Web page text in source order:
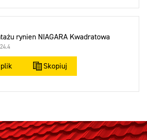
rynien NIAGARA Kwadratowa
Skopiuj